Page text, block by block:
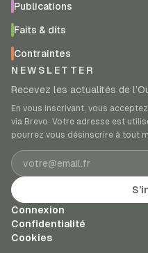
Publications
Faits & dits
Contraintes
NEWSLETTER
Recevez les actualités de
En vous inscrivant, vous
via Brevo. Votre adresse est
pourrez vous désinscrire à tout
Adresse e-mail
Connexion
Confidentialité
Cookies